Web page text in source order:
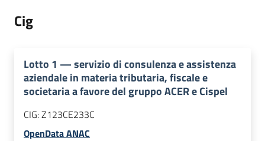
Cig
Lotto 1 —servizio di consulenza e assistenza
aziendale in materia tributaria, fiscale e
societaria a favore del gruppo ACER e Cispel
CIG:Z123CE233C
OpenData ANAC